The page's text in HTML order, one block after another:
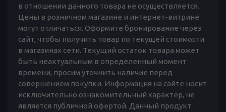
в отношении данного товара не осуществляется.
Цены в розничном магазине и интернет-витрине
могут отличаться. Оформите бронирование через
сайт, чтобы получить товар по текущей стоимости
в магазинах сети. Текущий остаток товара может
быть неактуальным в определенный момент
времени, просим уточнить наличие перед
совершением покупки. Информация на сайте носит
исключительно ознакомительный характер, не
является публичной офертой. Данный продукт